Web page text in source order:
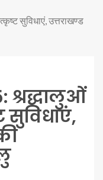
सुविधाएं, उत्तराखण्ड
श्रद्धालुओं
सुविधाएं,